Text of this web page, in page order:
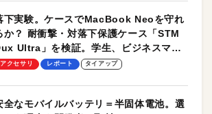
下実験。ケースでMacBook Neoを守れ
か？ 耐衝撃・対落下保護ケース「STM
Ultra」を検証。学生、ビジネスマン
モバイルユースに最適！
アクセサリ レポート タイアップ
全なモバイルバッテリ＝半固体電池。選